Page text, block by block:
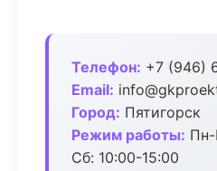
Телефон: +7 (946)
Email:
Город: Пятигорск
Режим работы: Пн-
Сб: 10:00-15:00